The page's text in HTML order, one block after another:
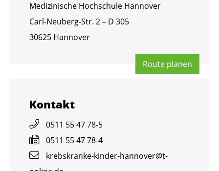
Me­di­zi­ni­sche Hoch­schu­le Han­no­ver
Carl-Neu­berg-Str. 2 – D 305
30625 Han­no­ver
Route pla­nen
Kon­takt
0511 55 47 78-5
0511 55 47 78-4
krebs­kran­ke-kin­der-han­no­ver@​t-​